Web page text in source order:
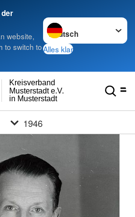
website,
to switch to
Sprache wechseln zu
Alles klar
in Musterstadt
Musterstadt e.V.
Kreisverband
1946